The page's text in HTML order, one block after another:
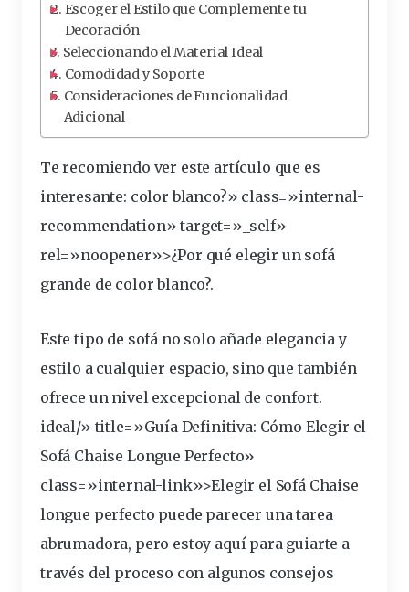
Escoger el Estilo que Complemente tu
Decoración
Seleccionando el Material Ideal
Comodidad y Soporte
Consideraciones de Funcionalidad
Adicional
Te recomiendo ver este artículo que es
interesante: color blanco?» class=»internal-
recommendation» target=»_self»
rel=»noopener»>¿Por qué elegir un sofá
grande de color blanco?.
Este tipo de sofá no solo añade eleganciay
estilo a cualquier espacio, sino que también
ofrece un nivel excepcionalde confort.
ideal/» title=»Guía Definitiva: Cómo Elegir el
Sofá Chaise Longue Perfecto»
class=»internal-link»>Elegir el Sofá Chaise
longue perfecto puede parecer una tarea
abrumadora, pero estoy aquí para guiarte a
través del proceso con algunos consejos